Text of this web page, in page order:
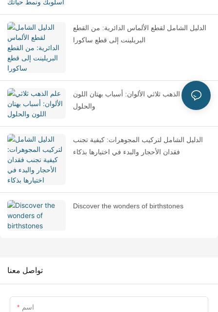
الدليل الشامل لقطع الألماس الدائرية: من القطع
البريلينت إلى قطع ساكورا
علم الذهب ثلاثي الألوان: أسباب بهتان اللون
والحلول
الدليل الشامل لتركيب المجوهرات: كيفية تجنب
فقدان الأحجار والبدء في اختيارها بذكاء
Discover the wonders of birthstones
تواصل معنا
اسم